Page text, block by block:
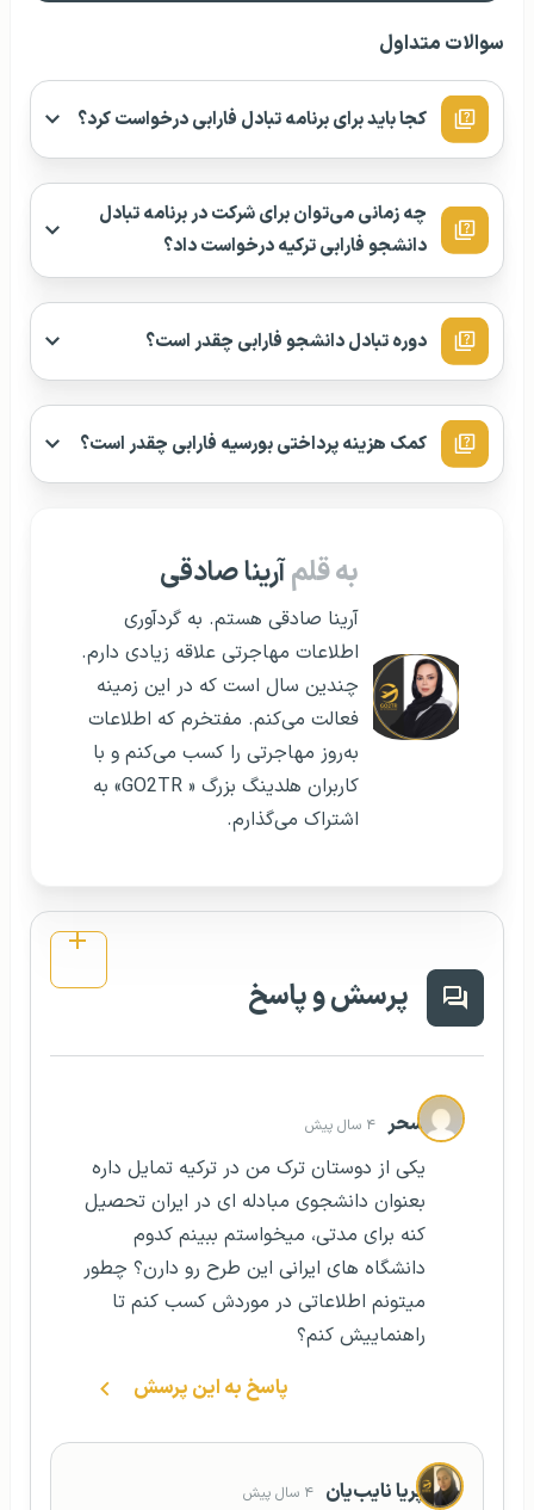
سوالات متداول
کجا باید برای برنامه تبادل فارابی درخواست کرد؟
چه زمانی می‌توان برای شرکت در برنامه تبادل
دانشجو فارابی ترکیه درخواست داد؟
دوره تبادل دانشجو فارابی چقدر است؟
کمک هزینه پرداختی بورسیه فارابی چقدر است؟
به قلمآرینا صادقی
آرینا صادقی هستم. به گردآوری
اطلاعات مهاجرتی علاقه زیادی دارم.
چندین سال است که در این زمینه
فعالت می‌کنم. مفتخرم که اطلاعات
به‌روز مهاجرتی را کسب می‌کنم و با
کاربران هلدینگ بزرگ « GO2TR» به
اشتراک می‌گذارم.
پرسش و پاسخ
سحر ۴ سال پیش
یکی از دوستان ترک من در ترکیه تمایل داره
بعنوان دانشجوی مبادله ای در ایران تحصیل
کنه برای مدتی، میخواستم ببینم کدوم
دانشگاه های ایرانی این طرح رو دارن؟ چطور
میتونم اطلاعاتی در موردش کسب کنم تا
راهنماییش کنم؟
پاسخ به این پرسش
پریا نایب‌یان ۴ سال پیش